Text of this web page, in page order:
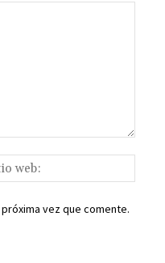
web:
vez que comente.